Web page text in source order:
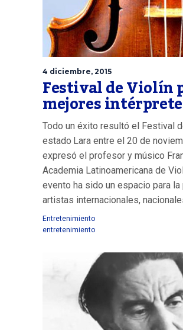
4 diciembre, 2015
Festival de Violín
mejores
Todo un éxito resultó el Festival
estado Lara entre el 20 de
expresó el profesor y músico
Academia Latinoamericana de
evento ha sido un espacio para
artistas internacionales,
Entretenimiento
entretenimiento